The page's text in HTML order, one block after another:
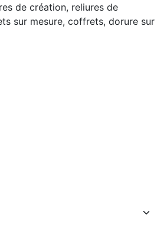
de création, reliures de
sur mesure, coffrets, dorure sur